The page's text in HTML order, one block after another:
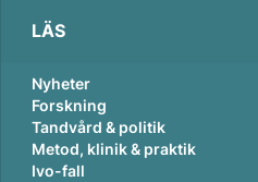
LÄS
Nyheter
Forskning
Tandvård & politik
Metod, klinik & praktik
Ivo-fall